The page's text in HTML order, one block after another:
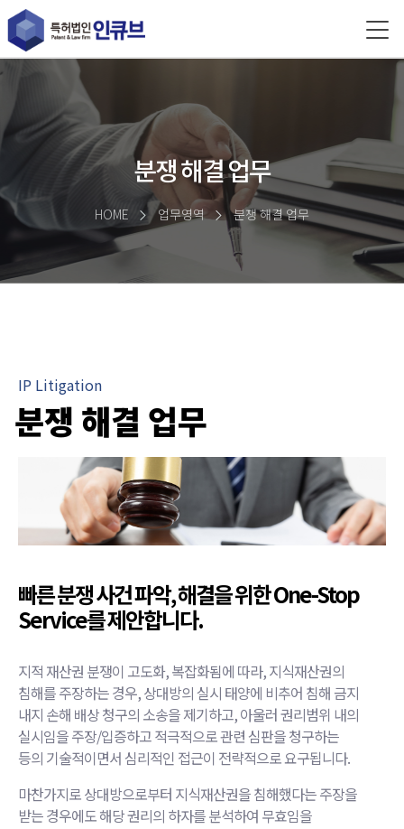
분쟁 해결 업무
HOME 업무영역 분쟁 해결 업무
IP Litigation
분쟁 해결 업무
빠른 분쟁 사건 파악, 해결을 위한 One-Stop
Service를 제안합니다.
지적 재산권 분쟁이 고도화, 복잡화됨에 따라, 지식재산권의
침해를 주장하는 경우, 상대방의 실시 태양에 비추어 침해 금지
내지 손해 배상 청구의 소송을 제기하고, 아울러 권리범위 내의
실시임을 주장/입증하고 적극적으로 관련 심판을 청구하는
등의 기술적이면서 심리적인 접근이 전략적으로 요구됩니다.
마찬가지로 상대방으로부터 지식재산권을 침해했다는 주장을
받는 경우에도 해당 권리의 하자를 분석하여 무효임을